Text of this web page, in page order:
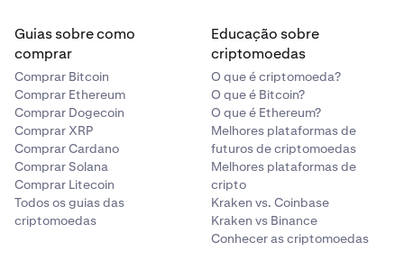
Guias sobre como
comprar
Comprar Bitcoin
Comprar Ethereum
Comprar Dogecoin
Comprar XRP
Comprar Cardano
Comprar Solana
Comprar Litecoin
Todos os guias das
criptomoedas
Educação sobre
criptomoedas
O que é criptomoeda?
O que é Bitcoin?
O que é Ethereum?
Melhores plataformas de
futuros de criptomoedas
Melhores plataformas de
cripto
Kraken vs. Coinbase
Kraken vs Binance
Conhecer as criptomoedas